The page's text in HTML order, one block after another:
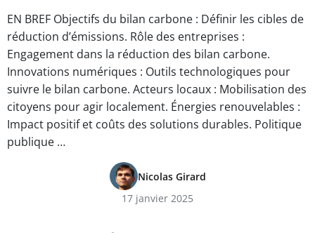
EN BREF Objectifs du bilan carbone : Définir les cibles de
réduction d’émissions. Rôle des entreprises :
Engagement dans la réduction des bilan carbone.
Innovations numériques : Outils technologiques pour
suivre le bilan carbone. Acteurs locaux : Mobilisation des
citoyens pour agir localement. Énergies renouvelables :
Impact positif et coûts des solutions durables. Politique
publique …
Nicolas Girard
17 janvier 2025